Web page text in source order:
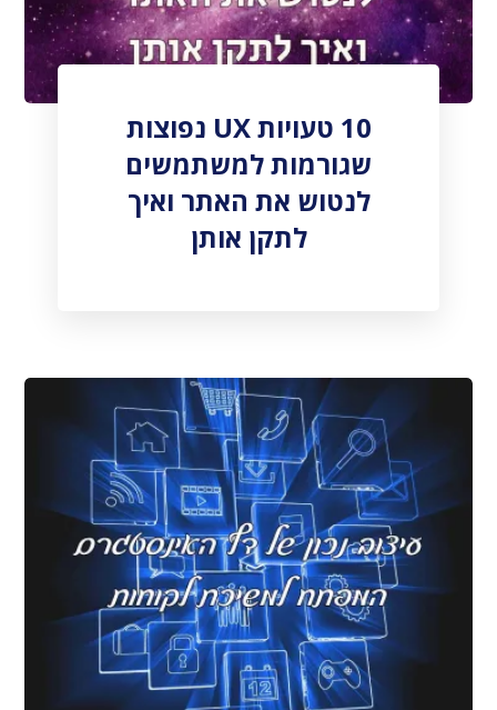
10 טעויות UX נפוצות
שגורמות למשתמשים
לנטוש את האתר ואיך
לתקן אותן